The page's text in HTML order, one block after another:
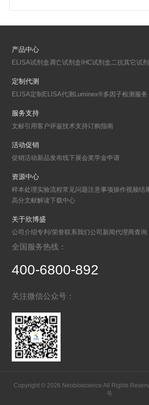
产品中心
ELISA试剂盒凋亡试剂盒 IHC试剂盒 二抗其它试剂
定制代测
ELISA定制 ELISA代测 Luminex®多因子检测服务
服务支持
文献引用客户评鉴技术支持订购指南
活动促销
促销活动新品发布线下展会奖学金申请
资源中心
样本处理实验流程常见问题注意事项操作视频结
高分文献解读下载中心
关于欣博盛
公司介绍专利/荣誉联系我们公司新闻代理商查询
全国服务热线：
400-6800-892
关注微信公众号：
Copyright © 2026 Neobioscience All Rights
号